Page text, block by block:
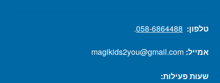
טלפון: 058-6864488
.
אמייל:
שעות פעילות: